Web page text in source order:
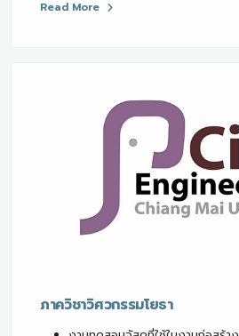
Read More
ภาควิชาวิศวกรรมโยธา